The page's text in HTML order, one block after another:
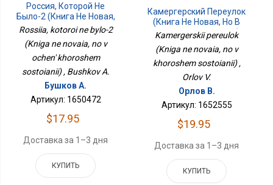
Россия, Которой Не
Было-2 (Книга Не Новая,
Но В Очень Хорошем
Состоянии)
Rossiia, kotoroi ne bylo-2
(Kniga ne novaia, no v
ochen' khoroshem
sostoianii) , Bushkov A.
Бушков А.
Артикул: 1650472
$17.95
Доставка за 1–3 дня
КУПИТЬ
Камергерский Переулок
(Книга Не Новая, Но В
Хорошем Состоянии)
Kamergerskii pereulok
(Kniga ne novaia, no v
khoroshem sostoianii) ,
Orlov V.
Орлов В.
Артикул: 1652555
$19.95
Доставка за 1–3 дня
КУПИТЬ